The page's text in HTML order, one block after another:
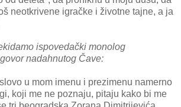
neotkrivene igračke i životne tajne, a ja
ispovedački monolog
nadahnutog Čave:
u mom imenu i prezimenu namerno
koji me ne poznaju, pitaju kako bi me